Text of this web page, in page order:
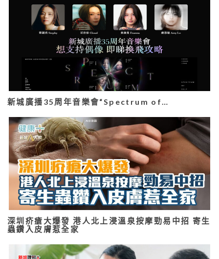
新城廣播35周年音樂會“Spectrum of…
深圳疥瘡大爆發 港人北上浸溫泉按摩勁易中招 寄生
蟲鑽入皮膚惹全家